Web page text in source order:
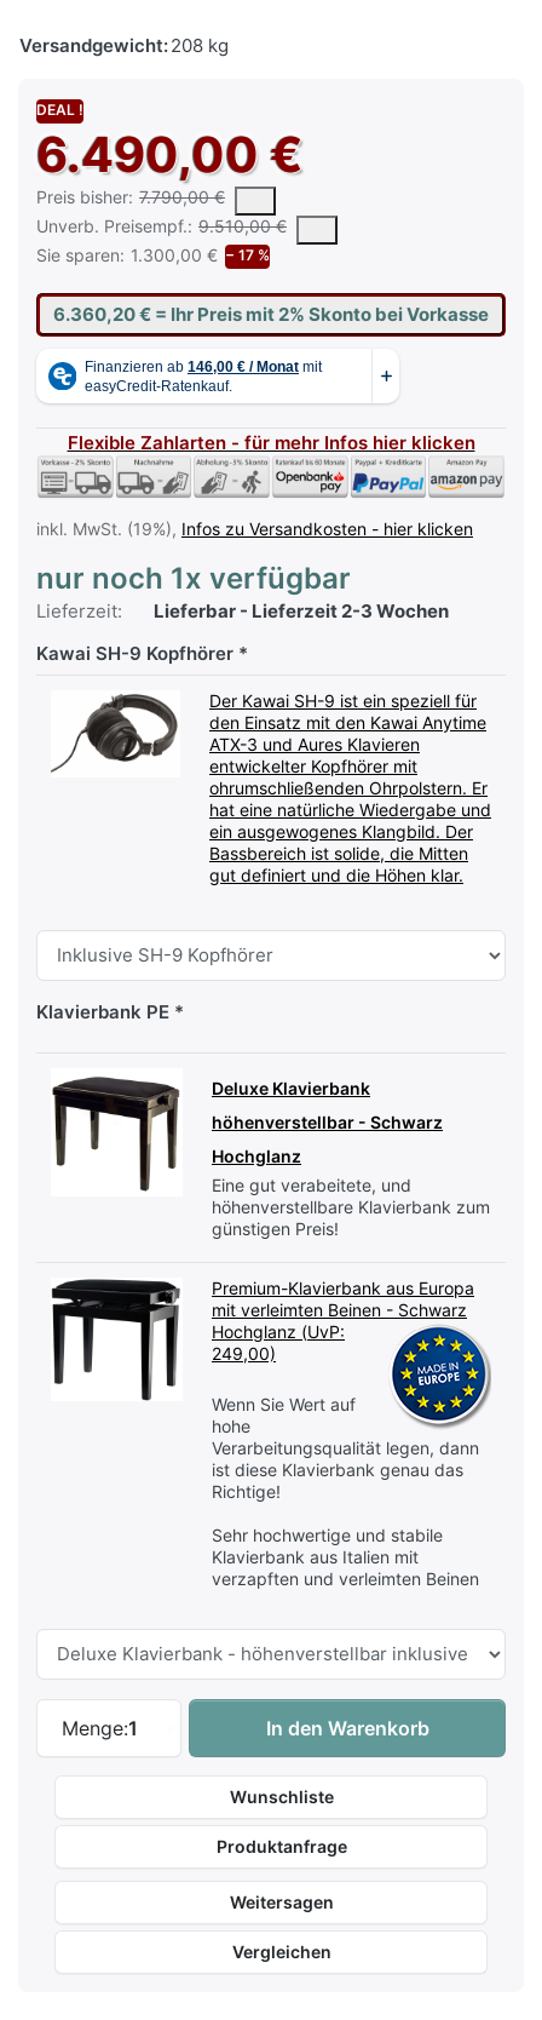
Versandgewicht:208 kg
DEAL !
6.490,00 €
Preis bisher: 7.790,00 €
Es handelt sich um den niedrigsten Preis des Produktes in
Unverb. Preisempf.: 9.510,00 €
Die UVP ist der vorgeschlagene oder empfohlene
Sie sparen: 1.300,00 € − 17 %
6.360,20 € = Ihr Preis mit 2% Skonto bei Vorkasse
Flexible Zahlarten - für mehr Infos hier klicken
inkl. MwSt. (19%), Infos zu Versandkosten - hier klicken
nur noch 1x verfügbar
Lieferzeit:
Lieferbar - Lieferzeit 2-3 Wochen
Kawai SH-9 Kopfhörer
Der Kawai SH-9 ist ein speziell für
den Einsatz mit den Kawai Anytime
ATX-3 und Aures Klavieren
entwickelter Kopfhörer mit
ohrumschließenden Ohrpolstern. Er
hat eine natürliche Wiedergabe und
ein ausgewogenes Klangbild. Der
Bassbereich ist solide, die Mitten
gut definiert und die Höhen klar.
Klavierbank PE
Deluxe Klavierbank
höhenverstellbar - Schwarz
Hochglanz
Eine gut verabeitete, und
höhenverstellbare Klavierbank zum
günstigen Preis!
Premium-Klavierbank aus Europa
mit verleimten Beinen - Schwarz
Hochglanz (UvP:
249,00)
Wenn Sie Wert auf
hohe
Verarbeitungsqualität legen, dann
ist diese Klavierbank genau das
Richtige!
Sehr hochwertige und stabile
Klavierbank aus Italien mit
verzapften und verleimten Beinen
Menge:1
Kawai K-200 ATX-4 EP Silber Hybrid-
In den Warenkorb
Wunschliste
Produktanfrage
Weitersagen
Vergleichen